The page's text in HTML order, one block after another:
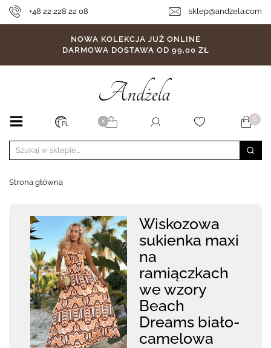
+48 22 228 22 08 sklep@andzela.com
NOWA KOLEKCJA JUŻ ONLINE
DARMOWA DOSTAWA OD 99,00 ZŁ
PL X 0
Strona główna
Wiskozowa
sukienka maxi
na
ramiączkach
we wzory
Beach
Dreams biało-
camelowa